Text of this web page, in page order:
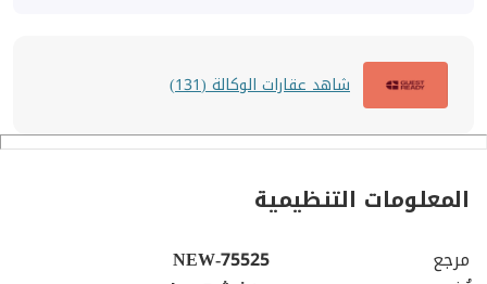
شاهد عقارات الوكالة (131)
المعلومات التنظيمية
مرجع
75525-NEW